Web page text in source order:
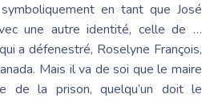
en tant que José
une autre identité, celle de …
a défenestré, Roselyne François,
Mais il va de soi que le maire
de la prison, quelqu’un doit le